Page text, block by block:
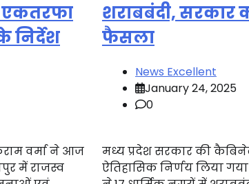
एकतरफा
निर्देश
वर्मा ने आज
में राजस्व
शराबबंदी, सरकार
फैसला
News Excellent
January 24, 2025
0
मध्य प्रदेश सरकार की
ऐतिहासिक निर्णय लिया